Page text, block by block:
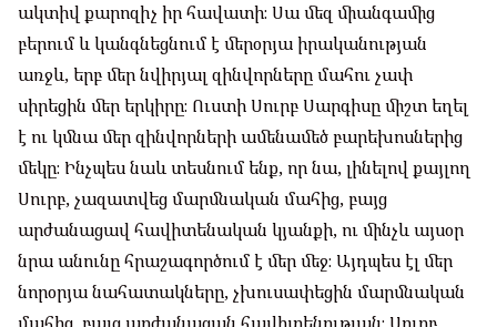
ակտիվ քարոզիչ իր հավատի։ Սա մեզ միանգամից
բերում և կանգնեցնում է մերօրյա իրականության
առջև, երբ մեր նվիրյալ զինվորները մահու չափ
սիրեցին մեր երկիրը։ Ուստի Սուրբ Սարգիսը միշտ եղել
է ու կմնա մեր զինվորների ամենամեծ բարեխոսներից
մեկը։ Ինչպես նաև տեսնում ենք, որ նա, լինելով քայլող
Սուրբ, չազատվեց մարմնական մահից, բայց
արժանացավ հավիտենական կյանքի, ու մինչև այսօր
նրա անունը հրաշագործում է մեր մեջ։ Այդպես էլ մեր
նորօրյա նահատակները, չխուսափեցին մարմնական
մահից, բայց արժանացան հավիտենության։ Սուրբ